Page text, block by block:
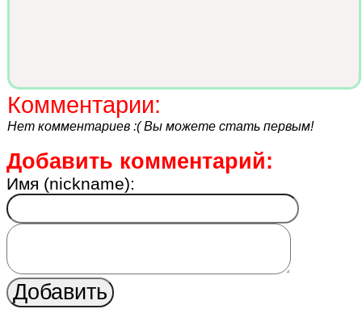
Комментарии:
Нет комментариев :( Вы можете стать первым!
Добавить комментарий:
Имя (nickname):